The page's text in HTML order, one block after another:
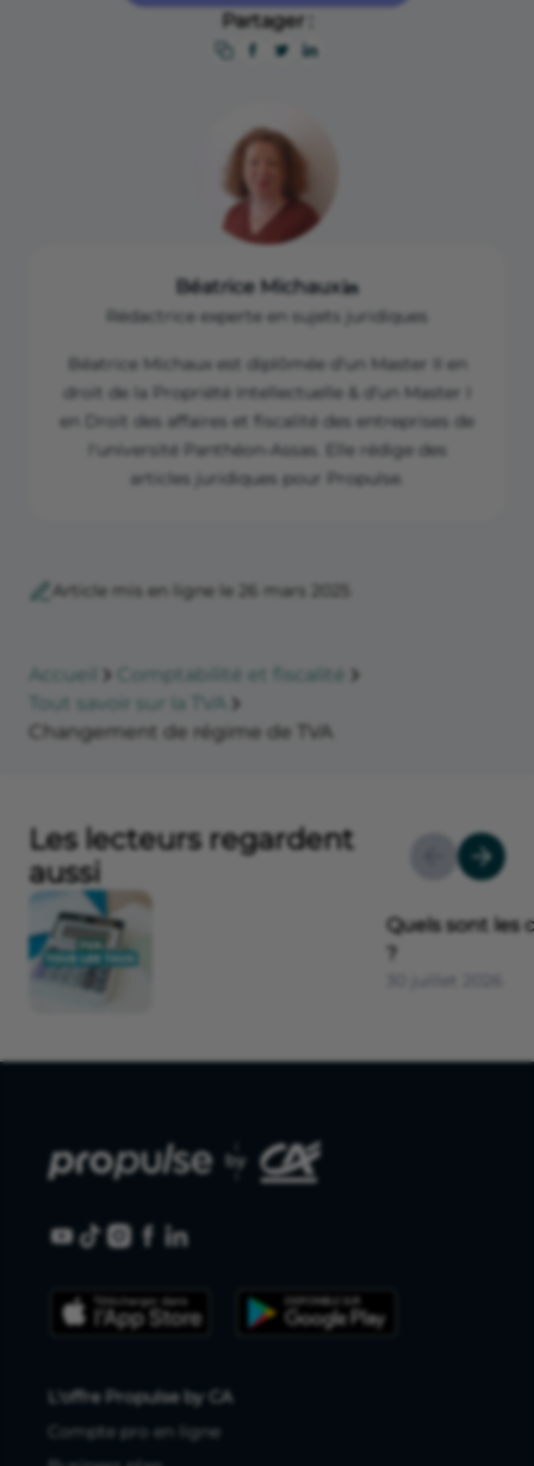
Partager :
Béatrice Michaux
Rédactrice experte en sujets juridiques
Béatrice Michaux est diplômée d'un Master II en
droit de la Propriété Intellectuelle & d'un Master I
en Droit des affaires et fiscalité des entreprises de
l'université Panthéon-Assas. Elle rédige des
articles juridiques pour Propulse.
Article mis en ligne le 26 mars 2025
Accueil
Comptabilité et fiscalité
Tout savoir sur la TVA
Changement de régime de TVA
Les lecteurs regardent
aussi
Quels sont les
?
L'offre Propulse by CA
Compte pro en ligne